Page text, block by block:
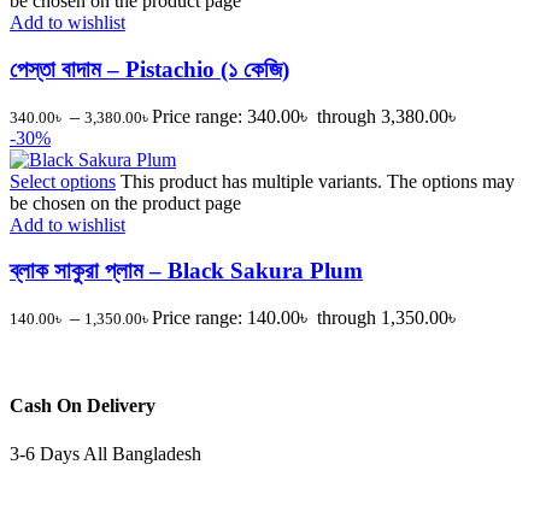
Add to wishlist
পেস্তা বাদাম – Pistachio (১ কেজি)
340.00৳ – 3,380.00৳ Price range: 340.00৳ through 3,380.00৳
-30%
Select options This product has multiple variants. The options may
be chosen on the product page
Add to wishlist
ব্লাক সাকুরা প্লাম – Black Sakura Plum
140.00৳ – 1,350.00৳ Price range: 140.00৳ through 1,350.00৳
Cash On Delivery
3-6 Days All Bangladesh